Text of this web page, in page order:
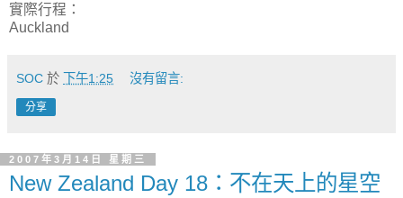
實際行程：
Auckland
SOC 於 下午1:25 沒有留言:
分享
2007年3月14日 星期三
New Zealand Day 18：不在天上的星空